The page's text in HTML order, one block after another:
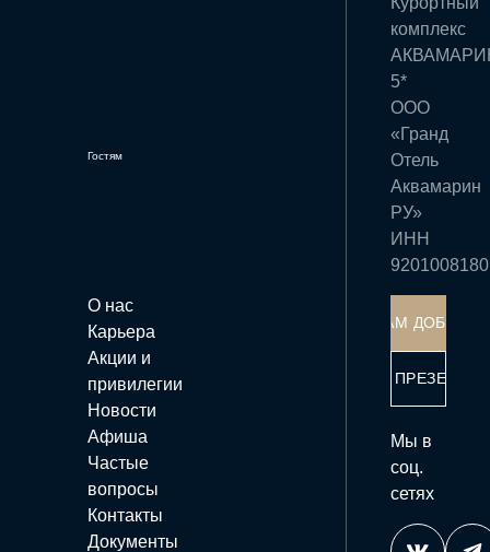
Гостям
О нас
Карьера
Акции и
привилегии
Новости
Афиша
Частые
вопросы
Контакты
Документы
комплекс
5*
ООО
«Гранд
Отель
Аквамарин
РУ»
ИНН
9201008180
КАК К НАМ
СКАЧАТЬ
Мы в
соц.
сетях